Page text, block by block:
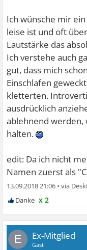
Ich wünsche mir
leise ist und oft
Lautstärke das
Ich verstehe auch
gut, dass mich
Einschlafen
kletterten.
ausdrücklich
ablehnend werden,
halten.
edit: Da ich nicht
Namen zuerst als
13.09.2018 21:06 •
x 2
E Ex-Mitglied
Gast